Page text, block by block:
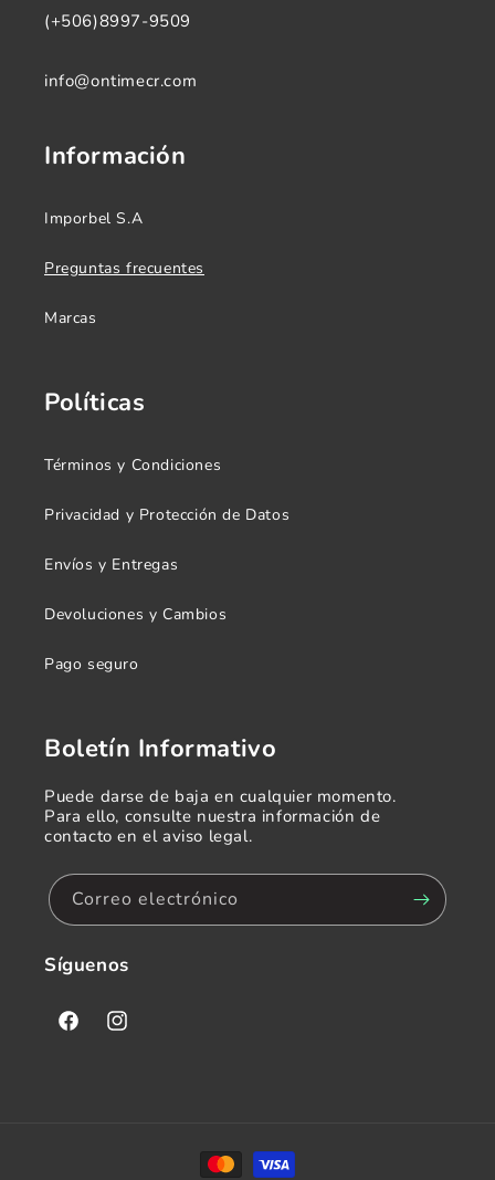
(+506)8997-9509
info@ontimecr.com
Información
Imporbel S.A
Preguntas frecuentes
Marcas
Políticas
Términos y Condiciones
Privacidad y Protección de Datos
Envíos y Entregas
Devoluciones y Cambios
Pago seguro
Boletín Informativo
Puede darse de baja en cualquier momento.
Para ello, consulte nuestra información de
contacto en el aviso legal.
Correo electrónico
Síguenos
FacebookInstagram
Formas